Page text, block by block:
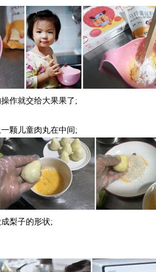
作就交给大果果了;
颗儿童肉丸在中间;
梨子的形状;